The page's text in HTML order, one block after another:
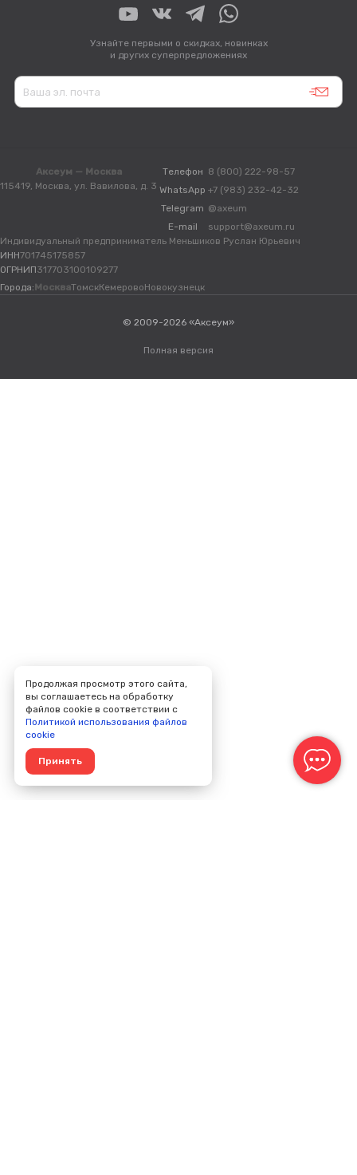
Узнайте первыми о скидках, новинках
и других суперпредложениях
Аксеум — Москва
115419, Москва, ул. Вавилова, д. 3
Телефон 8 (800) 222-98-57
WhatsApp +7 (983) 232-42-32
Telegram @axeum
E-mail
support@axeum.ru
Индивидуальный предприниматель Меньшиков Руслан Юрьевич
ИНН701745175857
ОГРНИП317703100109277
Города: МоскваТомскКемеровоНовокузнецк
© 2009-2026 «Аксеум»
Полная версия
Продолжая просмотр этого сайта,
вы соглашаетесь на обработку
файлов cookie в соответствии с
Политикой использования файлов
cookie
Принять